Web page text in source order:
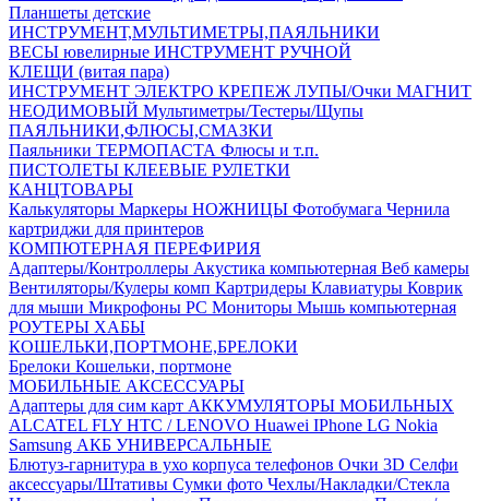
Планшеты детские
ИНСТРУМЕНТ,МУЛЬТИМЕТРЫ,ПАЯЛЬНИКИ
ВЕСЫ ювелирные ИНСТРУМЕНТ РУЧНОЙ
КЛЕЩИ (витая пара)
ИНСТРУМЕНТ ЭЛЕКТРО КРЕПЕЖ ЛУПЫ/Очки МАГНИТ
НЕОДИМОВЫЙ Мультиметры/Тестеры/Щупы
ПАЯЛЬНИКИ,ФЛЮСЫ,СМАЗКИ
Паяльники ТЕРМОПАСТА Флюсы и т.п.
ПИСТОЛЕТЫ КЛЕЕВЫЕ РУЛЕТКИ
КАНЦТОВАРЫ
Калькуляторы Маркеры НОЖНИЦЫ Фотобумага Чернила
картриджи для принтеров
КОМПЮТЕРНАЯ ПЕРЕФИРИЯ
Адаптеры/Контроллеры Акустика компьютерная Веб камеры
Вентиляторы/Кулеры комп Картридеры Клавиатуры Коврик
для мыши Микрофоны PC Мониторы Мышь компьютерная
РОУТЕРЫ ХАБЫ
КОШЕЛЬКИ,ПОРТМОНЕ,БРЕЛОКИ
Брелоки Кошельки, портмоне
МОБИЛЬНЫЕ АКСЕССУАРЫ
Адаптеры для сим карт АККУМУЛЯТОРЫ МОБИЛЬНЫХ
ALCATEL FLY HTC / LENOVO Huawei IPhone LG Nokia
Samsung АКБ УНИВЕРСАЛЬНЫЕ
Блютуз-гарнитура в ухо корпуса телефонов Очки 3D Селфи
аксессуары/Штативы Сумки фото Чехлы/Накладки/Стекла